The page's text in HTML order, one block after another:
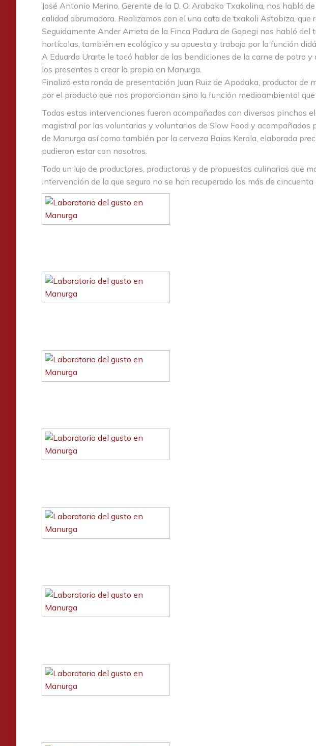
José Antonio Merino, Gerente de la D. O. Arabako Txakolina, nos habló
calidad abrumadora. Realizamos con el una cata de txakoli Astobiza,
Seguidamente Ander Arrieta de la Finca Padura de Gopegi nos habló
hortícolas, también en ecológico y su apuesta y trabajo por la función
A Eduardo Urarte le tocó hablar de las bendiciones de la carne de potro
los presentes a crear la propia en Manurga.
Finalizó esta ronda de presentación Juan Ruiz de Apodaka, productor
por el producto que nos proporcionan sino la función medioambiental
Todas estas intervenciones fueron acompañados con diversos pinchos
magistral por las voluntarias y voluntarios de Slow Food y
de Manurga así como también por la cerveza Baias Kerala, elaborada
pudieron estar con nosotros.
Todo un lujo de productores, productoras y de propuestas culinarias que
intervención de la que seguro no se han recuperado los más de